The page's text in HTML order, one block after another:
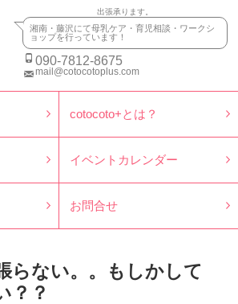
出張承ります。
湘南・藤沢にて母乳ケア・育児相談・ワークシ
ョップを行っています！
090-7812-8675
mail@cotocotoplus.com
cotocoto+とは？
イベントカレンダー
お問合せ
らない。。もしかして
？？